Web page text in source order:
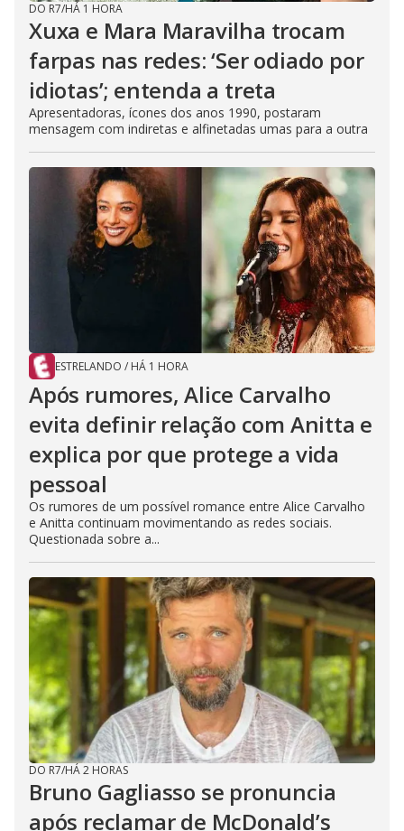
DO R7/HÁ 1 HORA
Xuxa e Mara Maravilha trocam
farpas nas redes: ‘Ser odiado por
idiotas’; entenda a treta
Apresentadoras, ícones dos anos 1990, postaram
mensagem com indiretas e alfinetadas umas para a outra
ESTRELANDO / HÁ 1 HORA
Após rumores, Alice Carvalho
evita definir relação com Anitta e
explica por que protege a vida
pessoal
Os rumores de um possível romance entre Alice Carvalho
e Anitta continuam movimentando as redes sociais.
Questionada sobre a...
DO R7/HÁ 2 HORAS
Bruno Gagliasso se pronuncia
após reclamar de McDonald’s